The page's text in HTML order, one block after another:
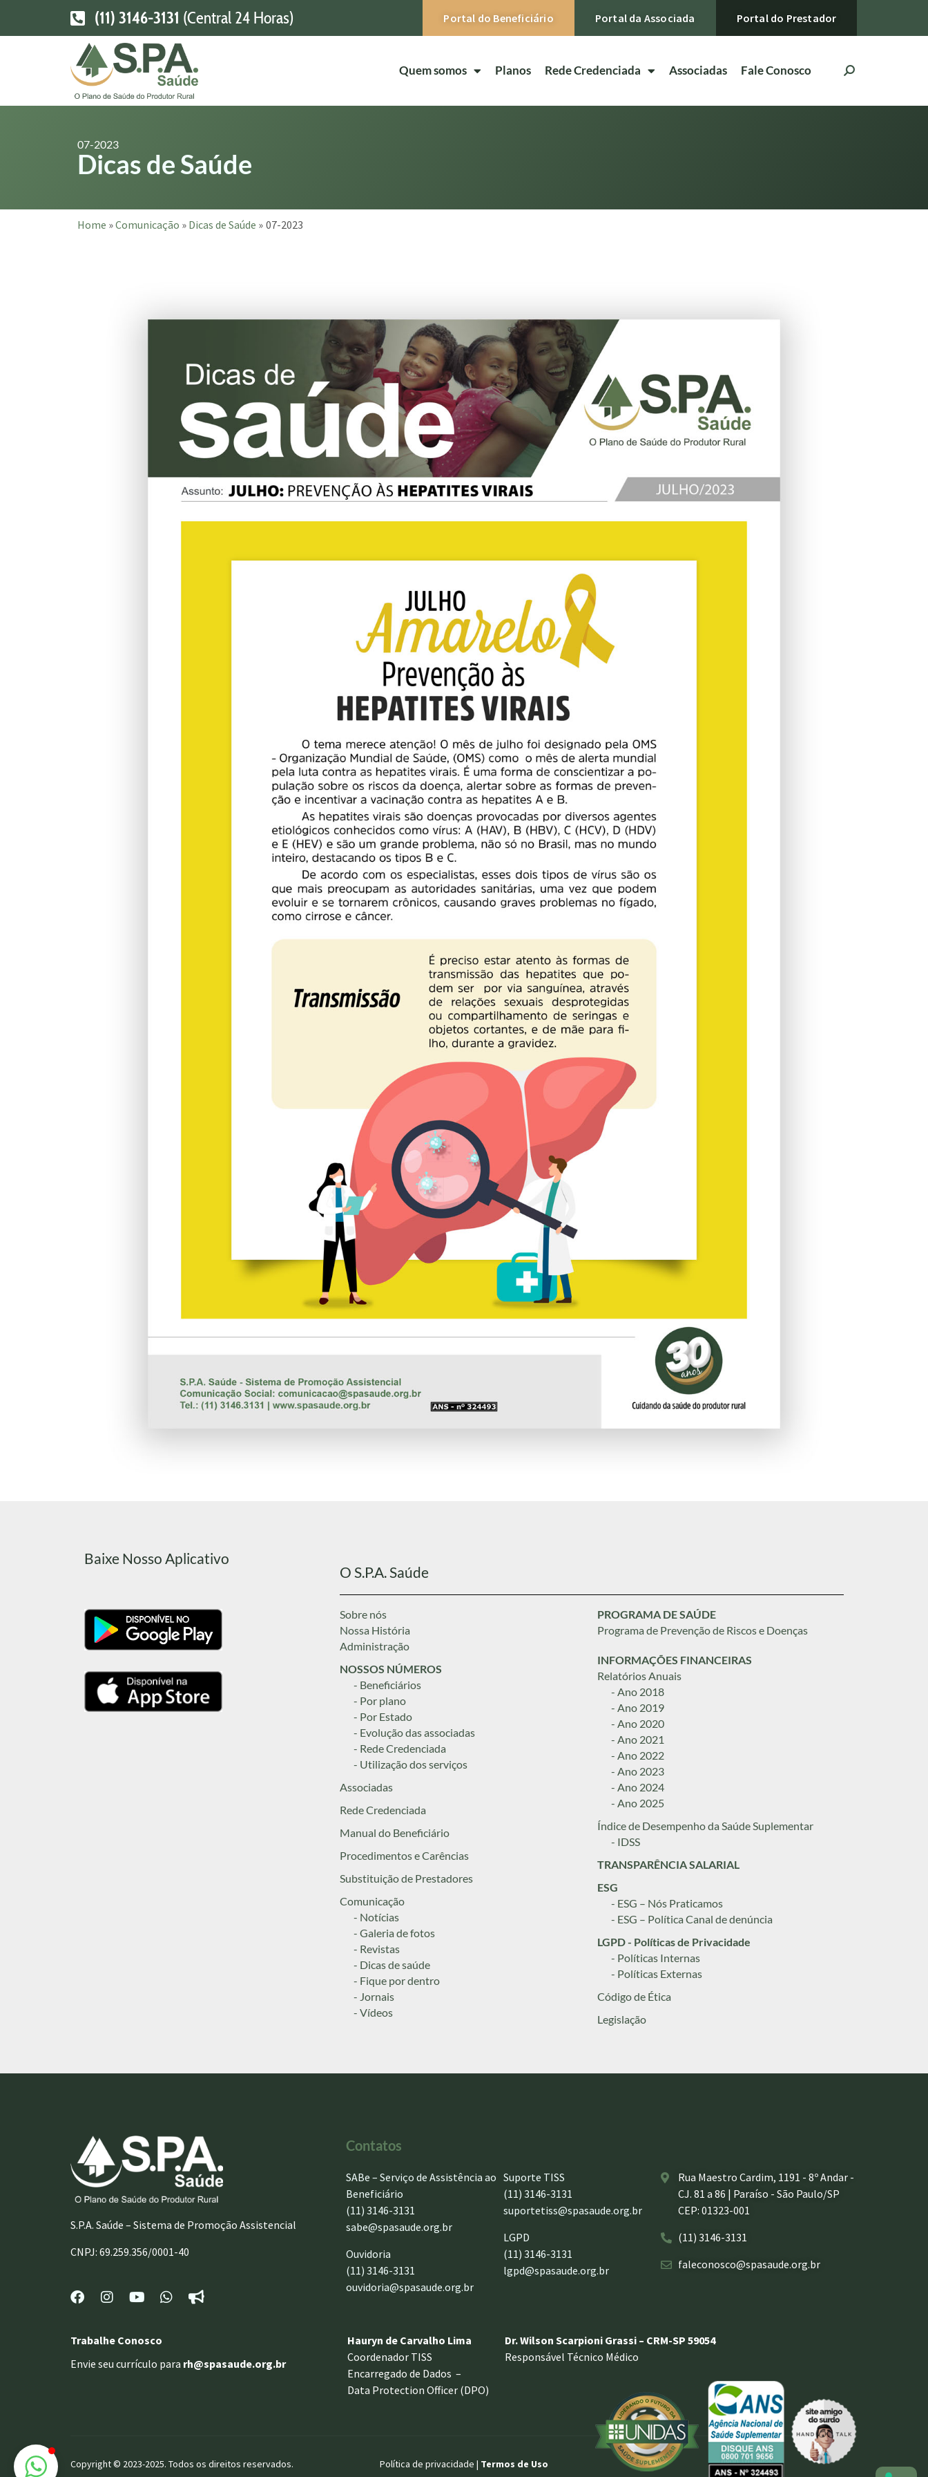
(11) 3146-3131 (Central 24 Horas) Portal do Beneficiário Portal da Associada Portal do Prestador
Quem somos Planos Rede Credenciada Associadas Fale Conosco
07-2023
Dicas de Saúde
Home »Comunicação » Dicas de Saúde » 07-2023
Baixe Nosso Aplicativo
O S.P.A. Saúde
Sobre nós
Nossa História
Administração
NOSSOS NÚMEROS
- Beneficiários
- Por plano
- Por Estado
- Evolução das associadas
- Rede Credenciada
- Utilização dos serviços
Associadas
Rede Credenciada
Manual do Beneficiário
Procedimentos e Carências
Substituição de Prestadores
Comunicação
- Notícias
- Galeria de fotos
- Revistas
- Dicas de saúde
- Fique por dentro
- Jornais
- Vídeos
PROGRAMA DE SAÚDE
Programa de Prevenção de Riscos e Doenças
INFORMAÇÕES FINANCEIRAS
Relatórios Anuais
- Ano 2018
- Ano 2019
- Ano 2020
- Ano 2021
- Ano 2022
- Ano 2023
- Ano 2024
- Ano 2025
Índice de Desempenho da Saúde Suplementar
- IDSS
TRANSPARÊNCIA SALARIAL
ESG
- ESG – Nós Praticamos
- ESG – Política Canal de denúncia
LGPD - Políticas de Privacidade
- Políticas Internas
- Políticas Externas
Código de Ética
Legislação
S.P.A. Saúde – Sistema de Promoção Assistencial
CNPJ: 69.259.356/0001-40
Contatos
SABe – Serviço de Assistência ao
Beneficiário
(11) 3146-3131
sabe@spasaude.org.br
Ouvidoria
(11) 3146-3131
ouvidoria@spasaude.org.br
Suporte TISS
(11) 3146-3131
suportetiss@spasaude.org.br
LGPD
(11) 3146-3131
lgpd@spasaude.org.br
Rua Maestro Cardim, 1191 - 8º Andar -
CJ. 81 a 86 | Paraíso - São Paulo/SP
CEP: 01323-001
(11) 3146-3131
faleconosco@spasaude.org.br
Trabalhe Conosco
Envie seu currículo para rh@spasaude.org.br
Hauryn de Carvalho Lima
Coordenador TISS
Encarregado de Dados –
Data Protection Officer (DPO)
Dr. Wilson Scarpioni Grassi – CRM-SP 59054
Responsável Técnico Médico
Copyright © 2023-2025. Todos os direitos reservados. Política de privacidade | Termos de Uso